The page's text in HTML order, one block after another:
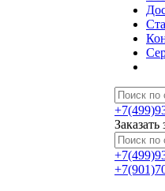
Заказать